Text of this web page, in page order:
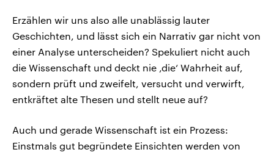
Erzählen wir uns also alle unablässig lauter
Geschichten, und lässt sich ein Narrativ gar nicht von
einer Analyse unterscheiden? Spekuliert nicht auch
die Wissenschaft und deckt nie ‚die‘ Wahrheit auf,
sondern prüft und zweifelt, versucht und verwirft,
entkräftet alte Thesen und stellt neue auf?
Auch und gerade Wissenschaft ist ein Prozess:
Einstmals gut begründete Einsichten werden von